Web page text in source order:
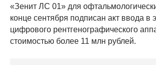
«Зенит ЛС 01» для
конце сентября подписан акт ввода в
цифрового рентгенографического
стоимостью более 11 млн рублей.